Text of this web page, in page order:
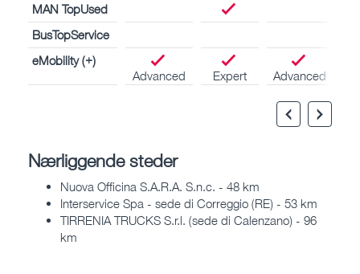
MAN TopUsed
BusTopService
eMobility (+)
Advanced
Expert Advanced
Nærliggende steder
Nuova Officina S.A.R.A. S.n.c. - 48 km
Interservice Spa - sede di Correggio (RE) - 53 km
TIRRENIA TRUCKS S.r.l. (sede di Calenzano) - 96
km